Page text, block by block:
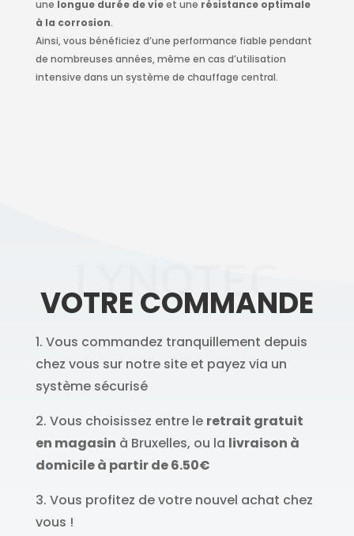
une longue durée de vieet une résistance optimale
à la corrosion.
Ainsi, vous bénéficiez d’une performance fiable pendant
de nombreuses années, même en cas d’utilisation
intensive dans un système de chauffage central.
LYNOTEC
VOTRE COMMANDE
1. Vous commandez tranquillement depuis
chez vous sur notre site et payez via un
système sécurisé
2. Vous choisissez entre le retrait gratuit
en magasin à Bruxelles, ou la livraison à
domicile à partir de 6.50€
3. Vous profitez de votre nouvel achat chez
vous !